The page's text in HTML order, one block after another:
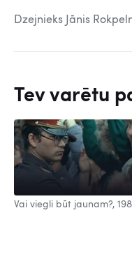
Dzejnieks Jānis
Tev varētu
Vai viegli būt jaunam?,